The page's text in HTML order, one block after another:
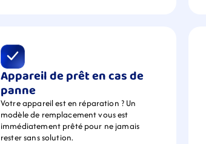
Appareil de prêt en cas de
panne
Votre appareil est en réparation ? Un
modèle de remplacement vous est
immédiatement prêté pour ne jamais
rester sans solution.